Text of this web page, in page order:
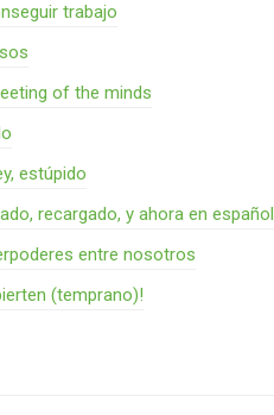
trabajo
of the minds
estúpido
recargado, y ahora en español
entre nosotros
(temprano)!